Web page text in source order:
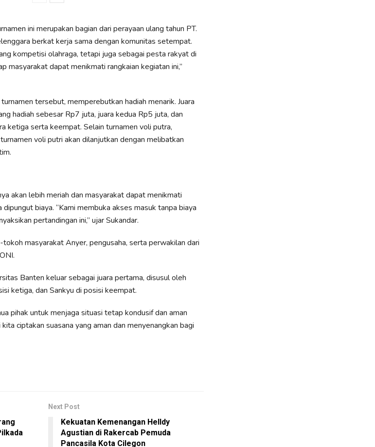
ini merupakan bagian dari perayaan ulang tahun PT.
berkat kerja sama dengan komunitas setempat.
kompetisi olahraga, tetapi juga sebagai pesta rakyat di
masyarakat dapat menikmati rangkaian kegiatan ini,”
tersebut, memperebutkan hadiah menarik. Juara
hadiah sebesar Rp7 juta, juara kedua Rp5 juta, dan
ketiga serta keempat. Selain turnamen voli putra,
voli putri akan dilanjutkan dengan melibatkan
akan lebih meriah dan masyarakat dapat menikmati
biaya. “Kami membuka akses masuk tanpa biaya
pertandingan ini,” ujar Sukandar.
masyarakat Anyer, pengusaha, serta perwakilan dari
Banten keluar sebagai juara pertama, disusul oleh
ketiga, dan Sankyu di posisi keempat.
pihak untuk menjaga situasi tetap kondusif dan aman
ciptakan suasana yang aman dan menyenangkan bagi
Next Post
Kekuatan Kemenangan Helldy
Agustian di Rakercab Pemuda
Pancasila Kota Cilegon